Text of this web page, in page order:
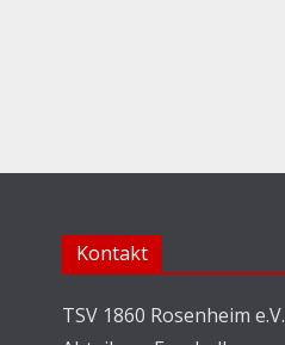
Kontakt
TSV 1860 Rosenheim e.V.